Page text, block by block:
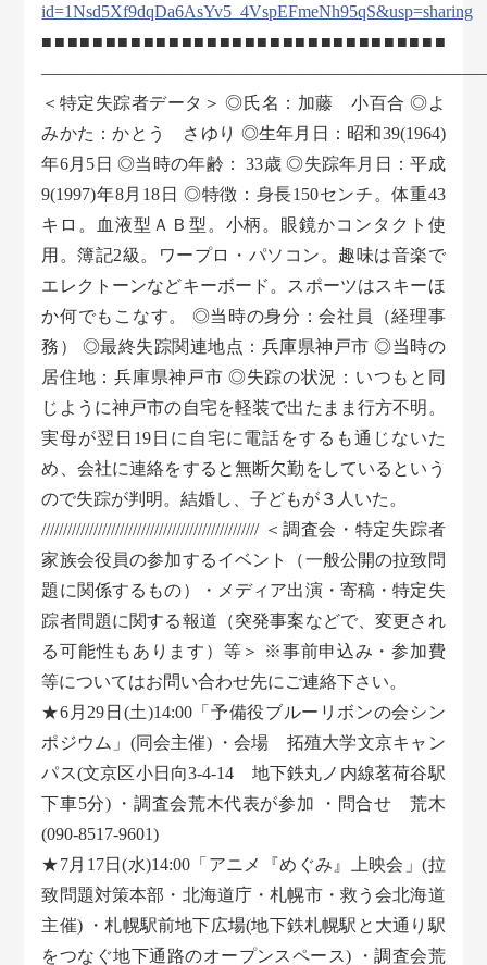
id=1Nsd5Xf9dqDa6AsYv5_4VspEFmeNh95qS&usp=sharing
■■■■■■■■■■■■■■■■■■■■■■■■■■■■■■■■
＜特定失踪者データ＞ ◎氏名：加藤 小百合 ◎よ
みかた：かとう さゆり ◎生年月日：昭和39(1964)
年6月5日 ◎当時の年齢： 33歳 ◎失踪年月日：平成
9(1997)年8月18日 ◎特徴：身長150センチ。体重43
キロ。血液型ＡＢ型。小柄。眼鏡かコンタクト使
用。簿記2級。ワープロ・パソコン。趣味は音楽で
エレクトーンなどキーボード。スポーツはスキーほ
か何でもこなす。 ◎当時の身分：会社員（経理事
務） ◎最終失踪関連地点：兵庫県神戸市 ◎当時の
居住地：兵庫県神戸市 ◎失踪の状況：いつもと同
じように神戸市の自宅を軽装で出たまま行方不明。
実母が翌日19日に自宅に電話をするも通じないた
め、会社に連絡をすると無断欠勤をしているという
ので失踪が判明。結婚し、子どもが３人いた。
////////////////////////////////////////////////// ＜調査会・特定失踪者
家族会役員の参加するイベント（一般公開の拉致問
題に関係するもの）・メディア出演・寄稿・特定失
踪者問題に関する報道（突発事案などで、変更され
る可能性もあります）等＞ ※事前申込み・参加費
等についてはお問い合わせ先にご連絡下さい。
★6月29日(土)14:00「予備役ブルーリボンの会シン
ポジウム」(同会主催) ・会場 拓殖大学文京キャン
パス(文京区小日向3-4-14 地下鉄丸ノ内線茗荷谷駅
下車5分) ・調査会荒木代表が参加 ・問合せ 荒木
(090-8517-9601)
★7月17日(水)14:00「アニメ『めぐみ』上映会」(拉
致問題対策本部・北海道庁・札幌市・救う会北海道
主催) ・札幌駅前地下広場(地下鉄札幌駅と大通り駅
をつなぐ地下通路のオープンスペース) ・調査会荒